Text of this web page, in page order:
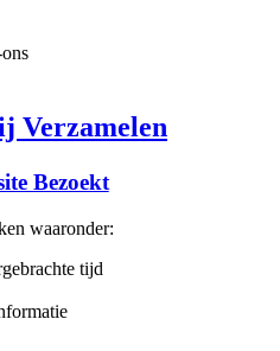
Verzamelen
Bezoekt
waaronder:
tijd